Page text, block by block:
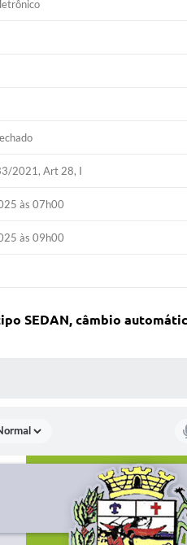
2021, Art 28, I
às 07h00
às 09h00
SEDAN, câmbio